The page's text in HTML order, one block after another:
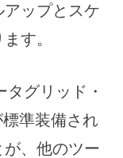
ップとスケ
す。
グリッド・
準装備され
、他のツー